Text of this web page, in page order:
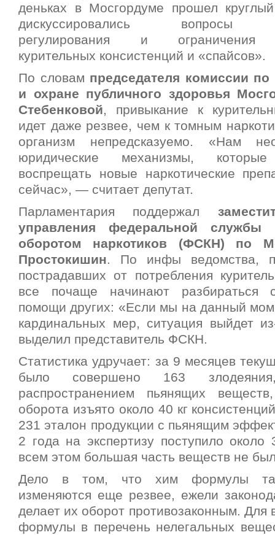
деньках в Мосгордуме прошел
дискуссировались вопросы
регулирования и ограничения
курительных консистенций и «спайсов».
По словам председателя комиссии
и охране публичного здоровья
Стебенковой, привыкание к
идет даже резвее, чем к томным
организм непредсказуемо. «Нам
юридические механизмы,
воспрещать новые наркотические
сейчас», — считает депутат.
Парламентария поддержал
управления федеральной
оборотом наркотиков (ФСКН) по
Простокишин. По инфы ведомства,
пострадавших от потребления
все почаще начинают разбираться
помощи других: «Если мы на данный
кардинальных мер, ситуация выйдет
выделил представитель ФСКН.
Статистика удручает: за 9 месяцев
было совершено 163
распространением пьянящих
оборота изъято около 40 кг
231 эталон продукции с пьянящим
2 года на экспертизу поступило около
всем этом большая часть веществ не
Дело в том, что хим формулы
изменяются еще резвее, ежели
делает их оборот противозаконным. Для
формулы в перечень нелегальных